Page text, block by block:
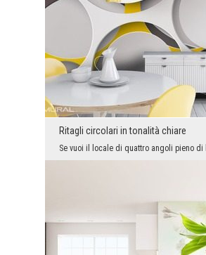
Ritagli circolari in tonalità chiare